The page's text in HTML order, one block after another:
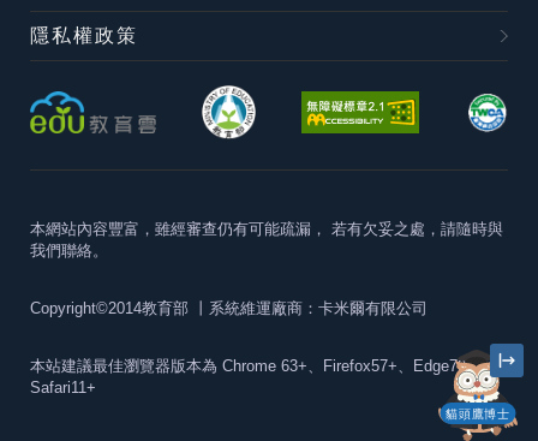
貓頭鷹博士
隱私權政策
本網站內容豐富，雖經審查仍有可能疏漏， 若有欠妥之處，請隨時與
我們聯絡。
Copyright©2014教育部 丨系統維運廠商：卡米爾有限公司
本站建議最佳瀏覽器版本為 Chrome 63+、Firefox57+、Edge79+及
Safari11+